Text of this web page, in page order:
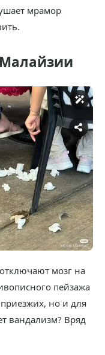
мрамор
мозг на
пейзажа
но и для
вандализм? Вряд